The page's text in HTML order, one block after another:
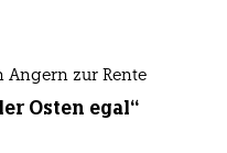
zur Rente
Osten egal“